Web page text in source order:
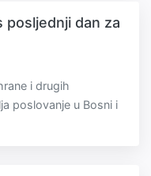
posljednji dan za
i drugih
poslovanje u Bosni i